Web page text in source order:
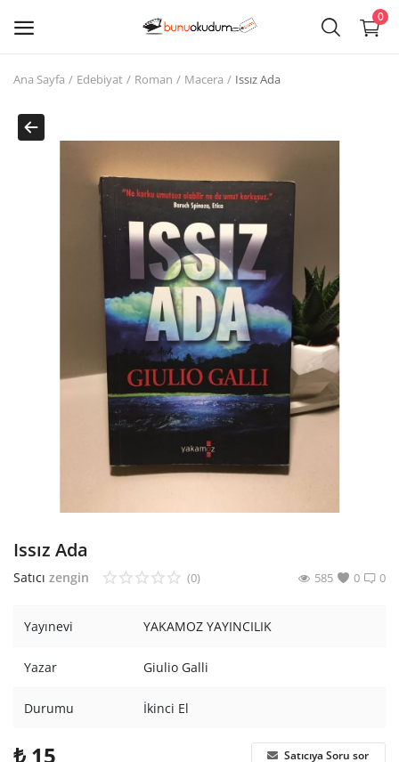
0
Sat
Ders - Sınav Kitapları
Araştırma - Tarih
Ana Sayfa Edebiyat Roman Macera Issız Ada
Issız Ada
Satıcı zengin 0
(0) 0
585
Yayınevi YAKAMOZ YAYINCILIK
Yazar Giulio Galli
Durumu İkinci El
₺ 15 Satıcıya Soru sor